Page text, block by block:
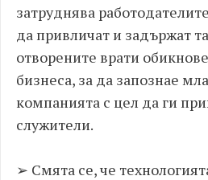
затруднява
да привличат и задържат
отворените врати
бизнеса, за да запознае
компанията с цел да ги
служители.
➢ Смята се, че